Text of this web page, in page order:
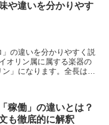
や違いを分かりやす
の違いを分かりやすく説
オリン属に属する楽器の
」になります。全長は約
稼働」の違いとは？
も徹底的に解釈